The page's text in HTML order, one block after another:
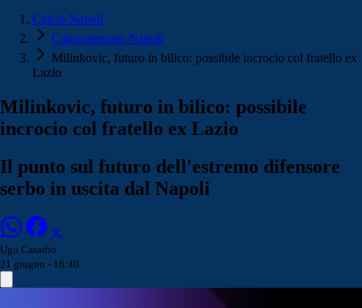
Calcio Napoli
Calciomercato Napoli
Milinkovic, futuro in bilico: possibile incrocio col fratello ex
Lazio
Milinkovic, futuro in bilico: possibile
incrocio col fratello ex Lazio
Il punto sul futuro dell'estremo difensore
serbo in uscita dal Napoli
Ugo Casadio
21 giugno - 16:40